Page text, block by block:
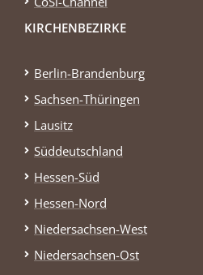
KIRCHENBEZIRKE
Berlin-Brandenburg
Sachsen-Thüringen
Lausitz
Süddeutschland
Hessen-Süd
Hessen-Nord
Niedersachsen-West
Niedersachsen-Ost